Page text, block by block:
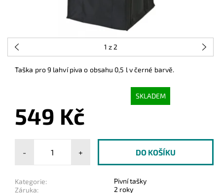
1 z 2
Taška pro 9 lahví piva o obsahu 0,5 l v černé barvě.
SKLADEM
549 Kč
- +
Kategorie:
Pivní tašky
Záruka:
2 roky